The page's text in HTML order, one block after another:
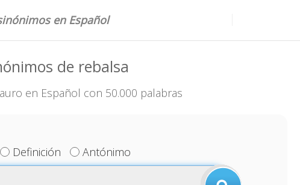
en Español
de rebalsa
en Español con 50.000 palabras
Definición Antónimo